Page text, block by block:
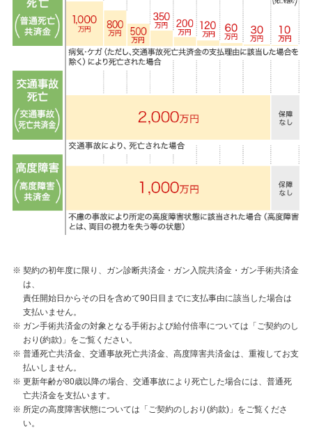
※ 契約の初年度に限り、ガン診断共済金・ガン入院共済金・ガン手術共済金
は、
責任開始日からその日を含めて90日目までに支払事由に該当した場合は
支払いません。
※ ガン手術共済金の対象となる手術および給付倍率については「ご契約のし
おり(約款)」をご覧ください。
※ 普通死亡共済金、交通事故死亡共済金、高度障害共済金は、重複してお支
払いしません。
※ 更新年齢が80歳以降の場合、交通事故により死亡した場合には、普通死
亡共済金を支払います。
※ 所定の高度障害状態については「ご契約のしおり(約款)」をご覧くださ
い。